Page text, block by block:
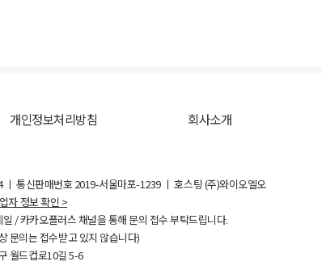
개인정보처리방침 회사소개
ㅣ 통신판매번호 2019-서울마포-1239 ㅣ 호스팅 (주)와이오엘오
자 정보 확인 >
/ 카카오플러스 채널을 통해 문의 접수 부탁드립니다.
문의는 접수받고 있지 않습니다)
월드컵로10길5-6